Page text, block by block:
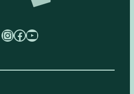
InstagramFacebook YouTube